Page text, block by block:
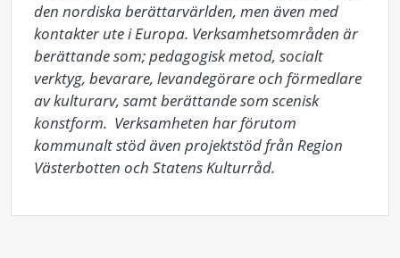
den nordiska berättarvärlden, men även med
kontakter ute i Europa. Verksamhetsområden är
berättande som; pedagogisk metod, socialt
verktyg, bevarare, levandegörare och förmedlare
av kulturarv, samt berättande som scenisk
konstform.  Verksamheten har förutom
kommunalt stöd även projektstöd från Region
Västerbotten och Statens Kulturråd.